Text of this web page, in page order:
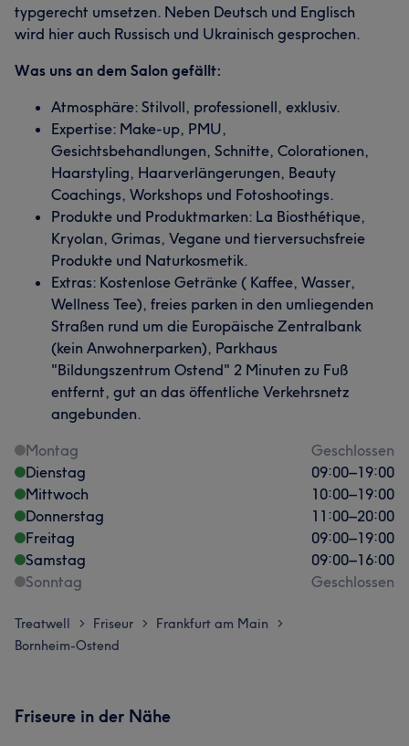
typgerecht umsetzen. Neben Deutsch und Englisch
wird hier auch Russisch und Ukrainisch gesprochen.
Was uns an dem Salon gefällt:
Atmosphäre: Stilvoll, professionell, exklusiv.
Expertise: Make-up, PMU,
Gesichtsbehandlungen, Schnitte, Colorationen,
Haarstyling, Haarverlängerungen, Beauty
Coachings, Workshops und Fotoshootings.
Produkte und Produktmarken: La Biosthétique,
Kryolan, Grimas, Vegane und tierversuchsfreie
Produkte und Naturkosmetik.
Extras: Kostenlose Getränke ( Kaffee, Wasser,
Wellness Tee), freies parken in den umliegenden
Straßen rund um die Europäische Zentralbank
(kein Anwohnerparken), Parkhaus
"Bildungszentrum Ostend" 2 Minuten zu Fuß
entfernt, gut an das öffentliche Verkehrsnetz
angebunden.
Montag
Geschlossen
Dienstag
09:00–19:00
Mittwoch
10:00–19:00
Donnerstag
11:00–20:00
Freitag
09:00–19:00
Samstag
09:00–16:00
Sonntag
Geschlossen
Treatwell > Friseur > Frankfurt am Main >
Bornheim-Ostend
Friseure in der Nähe